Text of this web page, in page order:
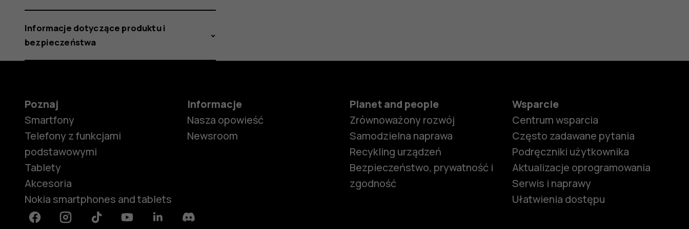
Informacje dotyczące produktu i
bezpieczeństwa
Poznaj
Smartfony
Telefony z funkcjami
podstawowymi
Tablety
Akcesoria
Nokia smartphones and tablets
Informacje
Nasza opowieść
Newsroom
Planet and people
Zrównoważony rozwój
Samodzielna naprawa
Recykling urządzeń
Bezpieczeństwo, prywatność i
zgodność
Wsparcie
Centrum wsparcia
Często zadawane pytania
Podręczniki użytkownika
Aktualizacje oprogramowania
Serwis i naprawy
Ułatwienia dostępu
FacebookInstagramTiktok YoutubeLinkedinDiscord